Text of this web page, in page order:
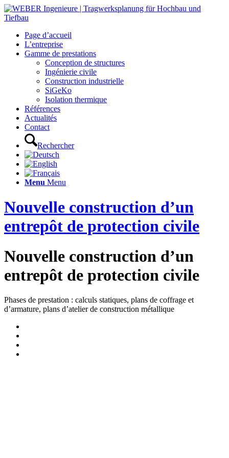
Page d’accueil
L’entreprise
Gamme de prestations
Conception de structures
Ingénierie civile
Construction industrielle
SiGeKo
Isolation thermique
Références
Actualités
Contact
Rechercher
Menu Menu
Nouvelle construction d’un
entrepôt de protection civile
Nouvelle construction d’un
entrepôt de protection civile
Phases de prestation : calculs statiques, plans de coffrage et
d’armature, plans d’atelier de construction métallique